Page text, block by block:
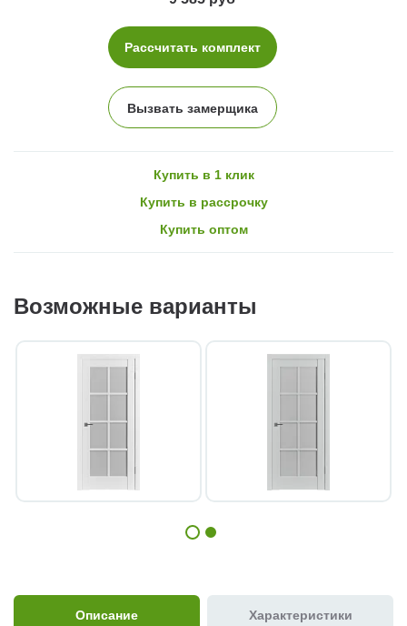
Рассчитать комплект
Вызвать замерщика
Купить в 1 клик
Купить в рассрочку
Купить оптом
Возможные варианты
Описание Характеристики